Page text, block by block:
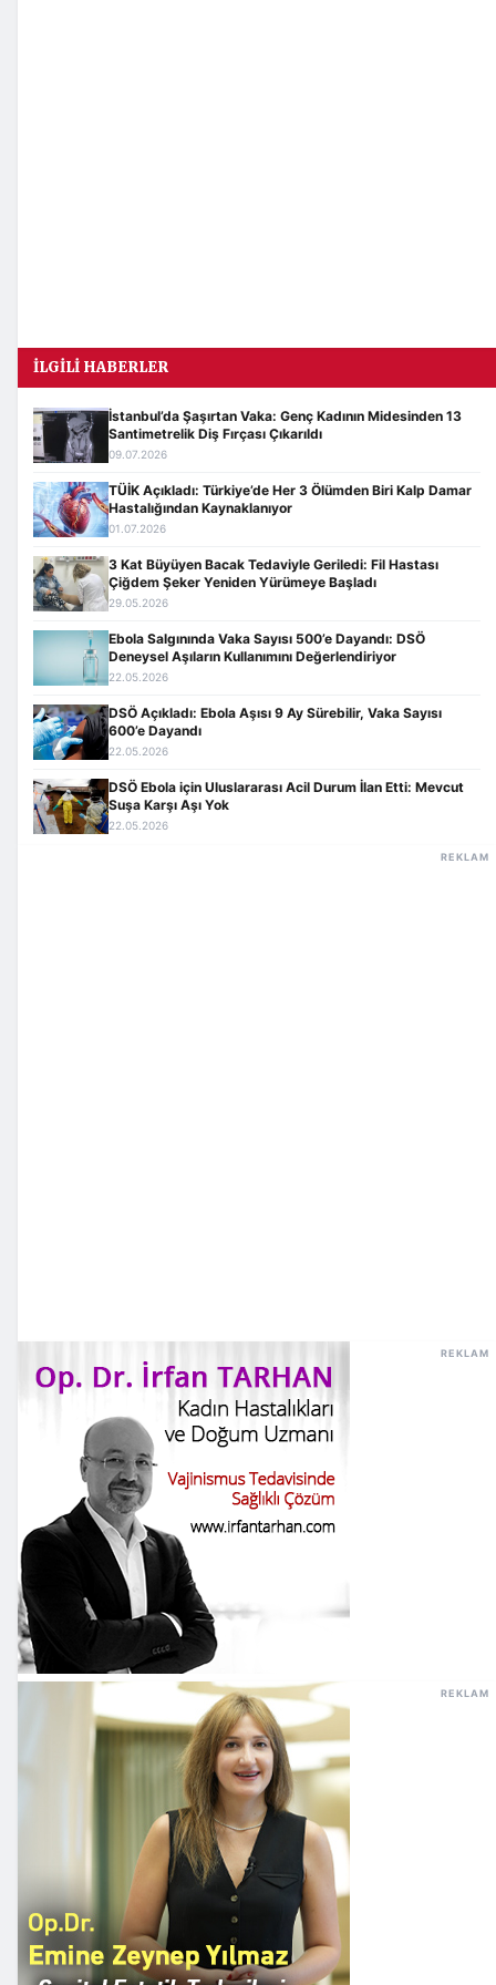
İLGILI HABERLER
İstanbul’da Şaşırtan Vaka: Genç Kadının Midesinden 13
Santimetrelik Diş Fırçası Çıkarıldı
09.07.2026
TÜİK Açıkladı: Türkiye’de Her 3 Ölümden Biri Kalp Damar
Hastalığından Kaynaklanıyor
01.07.2026
3 Kat Büyüyen Bacak Tedaviyle Geriledi: Fil Hastası
Çiğdem Şeker Yeniden Yürümeye Başladı
29.05.2026
Ebola Salgınında Vaka Sayısı 500’e Dayandı: DSÖ
Deneysel Aşıların Kullanımını Değerlendiriyor
22.05.2026
DSÖ Açıkladı: Ebola Aşısı 9 Ay Sürebilir, Vaka Sayısı
600’e Dayandı
22.05.2026
DSÖ Ebola için Uluslararası Acil Durum İlan Etti: Mevcut
Suşa Karşı Aşı Yok
22.05.2026
REKLAM
REKLAM
REKLAM